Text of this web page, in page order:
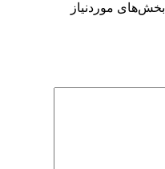
بخش‌های موردنیاز